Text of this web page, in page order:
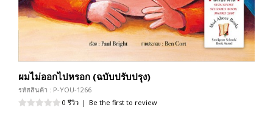
ผมไม่ออกไปหรอก (ฉบับปรับปรุง)
รหัสสินค้า : P-YOU-1266
0 รีวิว | Be the first to review